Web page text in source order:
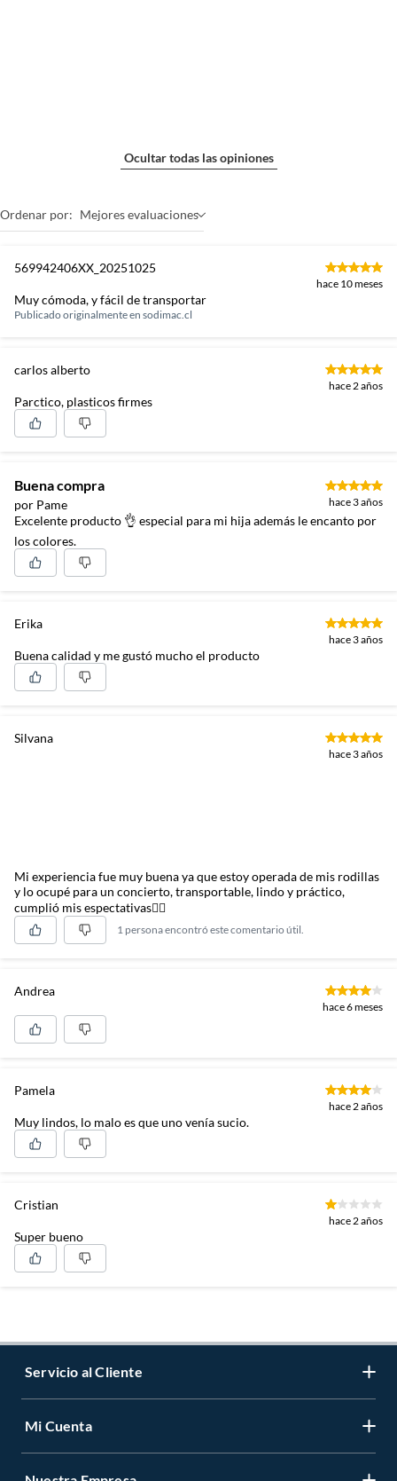
Ocultar todas las opiniones
Ordenar por: Mejores evaluaciones
569942406XX_20251025
hace 10 meses
Muy cómoda, y fácil de transportar
Publicado originalmente en sodimac.cl
carlos alberto
hace 2 años
Parctico, plasticos firmes
Buena compra
por Pame hace 3 años
Excelente producto 👌 especial para mi hija además le encanto por
los colores.
Erika
hace 3 años
Buena calidad y me gustó mucho el producto
Silvana
hace 3 años
Mi experiencia fue muy buena ya que estoy operada de mis rodillas
y lo ocupé para un concierto, transportable, lindo y práctico,
cumplió mis espectativas👍🏼
1 persona encontró este comentario útil.
Andrea
hace 6 meses
Pamela
hace 2 años
Muy lindos, lo malo es que uno venía sucio.
Cristian
hace 2 años
Super bueno
Servicio al Cliente
Contáctanos
Mi Cuenta